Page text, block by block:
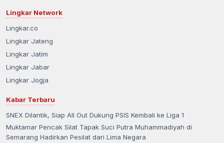
Lingkar Network
Lingkar.co
Lingkar Jateng
Lingkar Jatim
Lingkar Jabar
Lingkar Jogja
Kabar Terbaru
SNEX Dilantik, Siap All Out Dukung PSIS Kembali ke Liga 1
Muktamar Pencak Silat Tapak Suci Putra Muhammadiyah di
Semarang Hadirkan Pesilat dari Lima Negara